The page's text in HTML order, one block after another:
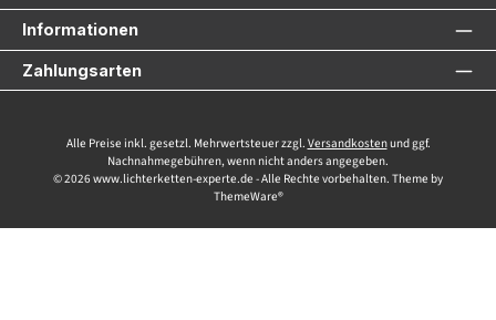
Informationen
Zahlungsarten
Alle Preise inkl. gesetzl. Mehrwertsteuer zzgl. Versandkostenund ggf.
Nachnahmegebühren, wenn nicht anders angegeben.
© 2026 www.lichterketten-experte.de - Alle Rechte vorbehalten. Theme by
ThemeWare®